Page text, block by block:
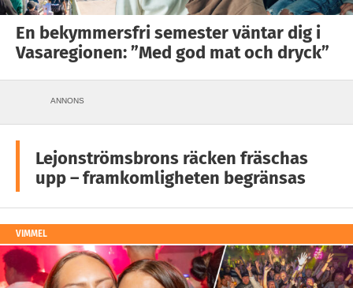
En bekymmersfri semester väntar dig i
Vasaregionen: ”Med god mat och dryck”
ANNONS
Lejonströmsbrons räcken fräschas
upp – framkomligheten begränsas
VIMMEL